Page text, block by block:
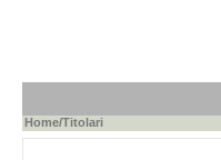
Home/Titolari